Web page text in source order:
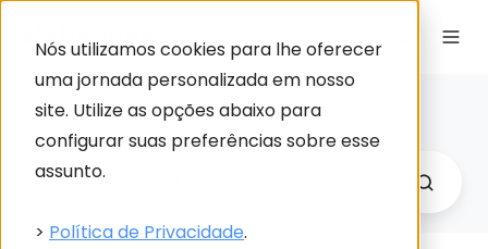
Nós utilizamos cookies para lhe oferecer
uma jornada personalizada em nosso
site. Utilize as opções abaixo para
configurar suas preferências sobre esse
assunto.
> Política de Privacidade.
Link
para
Holme
Holmes Blog